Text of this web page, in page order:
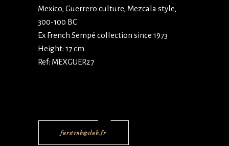
Mexico, Guerrero culture, Mezcala style,
300-100 BC
Ex French Sempé collection since 1973
Height: 17 cm
Ref: MEXGUER27
furstenb@club.fr